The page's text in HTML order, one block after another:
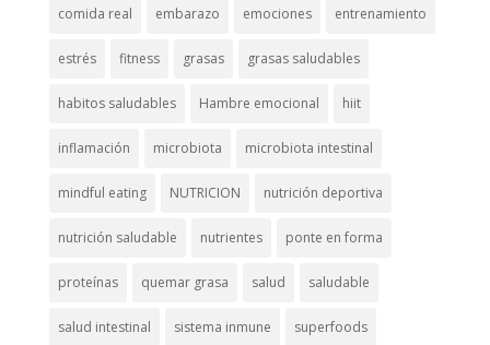
comida real embarazo emociones entrenamiento
estrés fitness grasas grasas saludables
habitos saludables Hambre emocional hiit
inflamación microbiota microbiota intestinal
mindful eating NUTRICION nutrición deportiva
nutrición saludable nutrientes ponte en forma
proteínas quemar grasa salud saludable
salud intestinal sistema inmune superfoods